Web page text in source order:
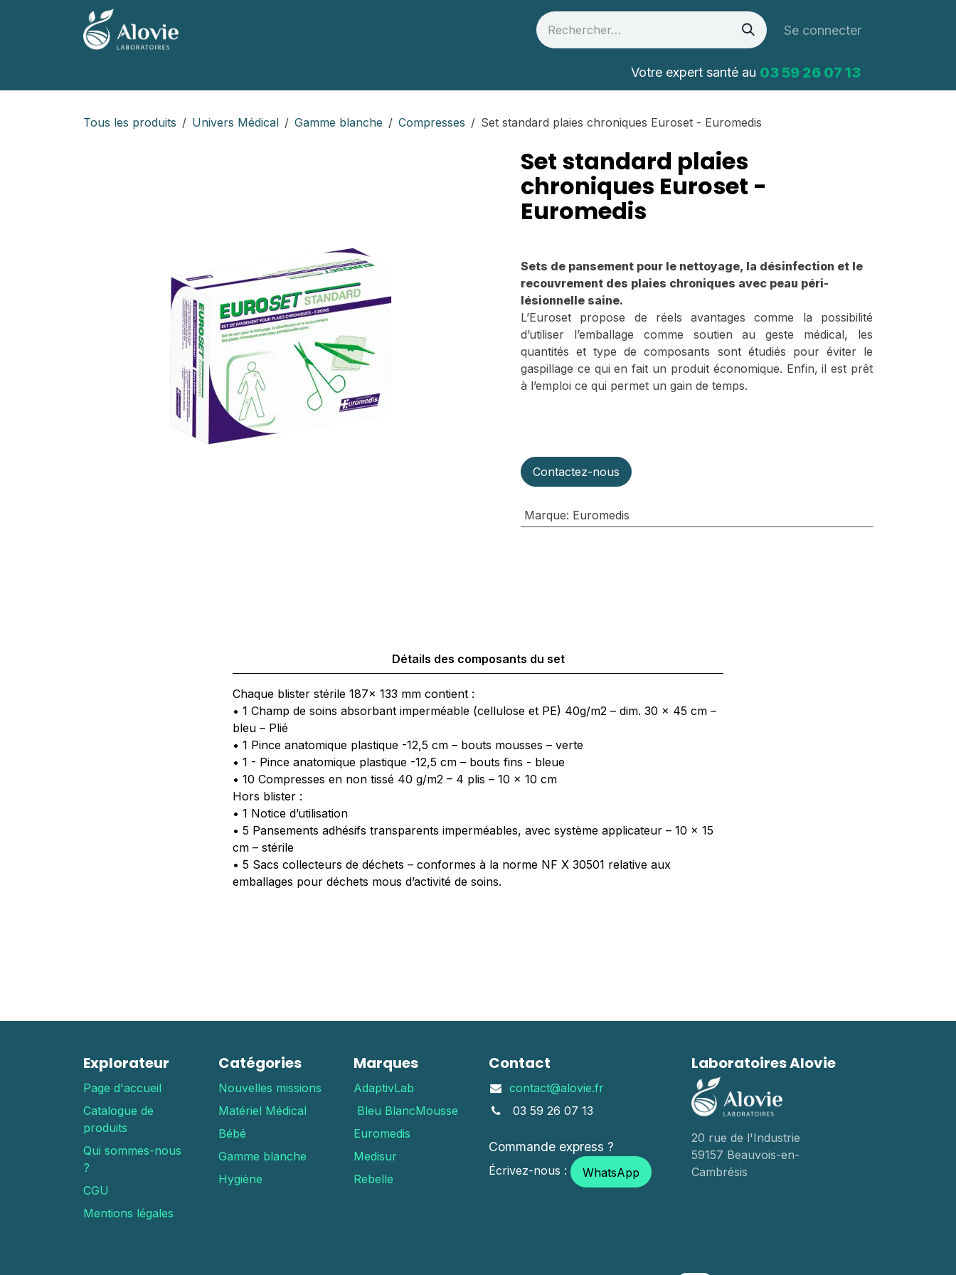
Se rendre au contenu
Se connecter
Votre expert santé au 03 59 26 07 13
Tous les produits Univers Médical Gamme blanche Compresses Set standard plaies chroniques Euroset - Euromedis
Set standard plaies
chroniques Euroset -
Euromedis
Sets de pansement pour le nettoyage, la désinfection et le
recouvrement des plaies chroniques avec peau péri-
lésionnelle saine.
L’Euroset propose de réels avantages comme la possibilité
d’utiliser l’emballage comme soutien au geste médical, les
quantités et type de composants sont étudiés pour éviter le
gaspillage ce qui en fait un produit économique. Enfin, il est prêt
à l’emploi ce qui permet un gain de temps.
Contactez-nous
Marque: Euromedis
Détails des composants du set
Chaque blister stérile 187x 133 mm contient :
• 1 Champ de soins absorbant imperméable (cellulose et PE) 40g/m2 – dim. 30 x 45 cm –
bleu – Plié
• 1 Pince anatomique plastique -12,5 cm – bouts mousses – verte
• 1 - Pince anatomique plastique -12,5 cm – bouts fins - bleue
• 10 Compresses en non tissé 40 g/m2 – 4 plis – 10 x 10 cm
Hors blister :
• 1 Notice d’utilisation
• 5 Pansements adhésifs transparents imperméables, avec système applicateur – 10 x 15
cm – stérile
• 5 Sacs collecteurs de déchets – conformes à la norme NF X 30501 relative aux
emballages pour déchets mous d’activité de soins.
Explorateur
Page d'accueil
Catalogue de
produits
Qui sommes-nous
?
CGU
Mentions légales
Catégories
Nouvelles missions
Matériel Médical
Bébé
Gamme blanche
Hygiène
Marques
AdaptivLab
Bleu BlancMousse
Euromedis
Medisur
Rebelle
Contact
contact@alovie.fr
03 59 26 07 13
Commande express ?
Écrivez-nous : WhatsApp
Laboratoires Alovie
20 rue de l'Industrie
59157 Beauvois-en-
Cambrésis